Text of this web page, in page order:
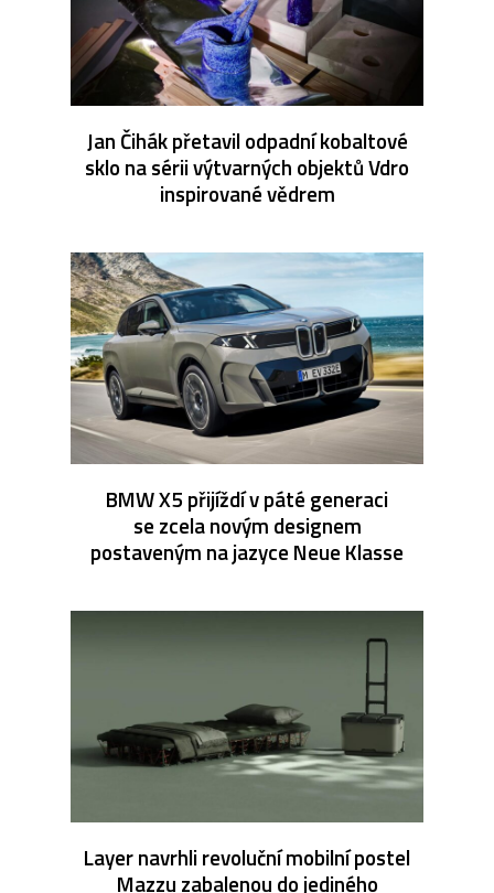
Jan Čihák přetavil odpadní kobaltové
sklo na sérii výtvarných objektů Vdro
inspirované vědrem
BMW X5 přijíždí v páté generaci
se zcela novým designem
postaveným na jazyce Neue Klasse
Layer navrhli revoluční mobilní postel
Mazzu zabalenou do jediného